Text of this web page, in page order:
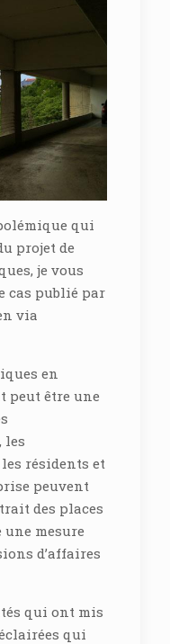
qui
projet de
je vous
cas publié par
via
en
peut être une
les
résidents et
peuvent
des places
mesure
d’affaires
qui ont mis
qui